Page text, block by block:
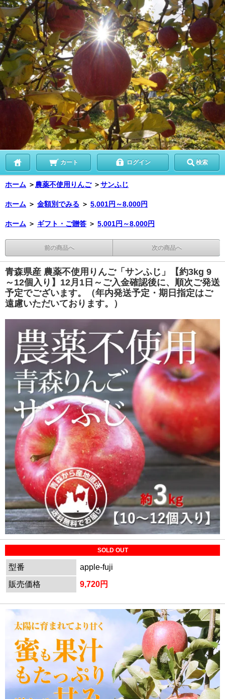
カート ログイン 検索
ホーム ＞ 農薬不使用りんご ＞サンふじ
ホーム ＞ 金額別でみる ＞ 5,001円～8,000円
ホーム ＞ ギフト・ご贈答 ＞ 5,001円～8,000円
前の商品へ 次の商品へ
青森県産 農薬不使用りんご「サンふじ」【約3kg 9
～12個入り】12月1日～ご入金確認後に、順次ご発送
予定でございます。（年内発送予定・期日指定はご
遠慮いただいております。）
SOLD OUT
型番
apple-fuji
販売価格
9,720円